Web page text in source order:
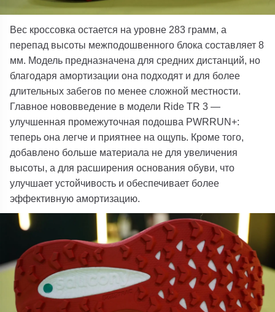
Вес кроссовка остается на уровне 283 грамм, а
перепад высоты межподошвенного блока составляет 8
мм. Модель предназначена для средних дистанций, но
благодаря амортизации она подходят и для более
длительных забегов по менее сложной местности.
Главное нововведение в модели Ride TR 3 —
улучшенная промежуточная подошва PWRRUN+:
теперь она легче и приятнее на ощупь. Кроме того,
добавлено больше материала не для увеличения
высоты, а для расширения основания обуви, что
улучшает устойчивость и обеспечивает более
эффективную амортизацию.